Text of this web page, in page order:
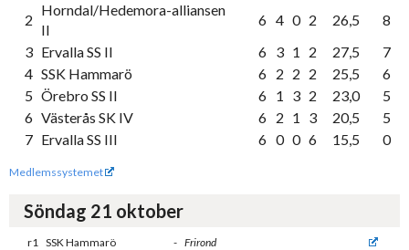
2
Horndal/Hedemora-alliansen
II
6 4 0 2 26,5
8
3 Ervalla SS II 6 3 1 2 27,5
7
4 SSK Hammarö 6 2 2 2 25,5
6
5 Örebro SS II 6 1 3 2 23,0
5
6 Västerås SK IV 6 2 1 3 20,5
5
7 Ervalla SS III 6 0 0 6 15,5 0
Medlemssystemet
Söndag 21 oktober
r1 SSK Hammarö - Frirond